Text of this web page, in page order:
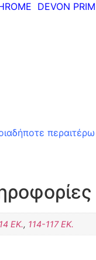
DEVON
περαιτέρω
ΕΚ., 114-117 ΕΚ.